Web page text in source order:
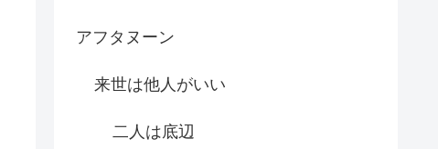
アフタヌーン
来世は他人がいい
二人は底辺